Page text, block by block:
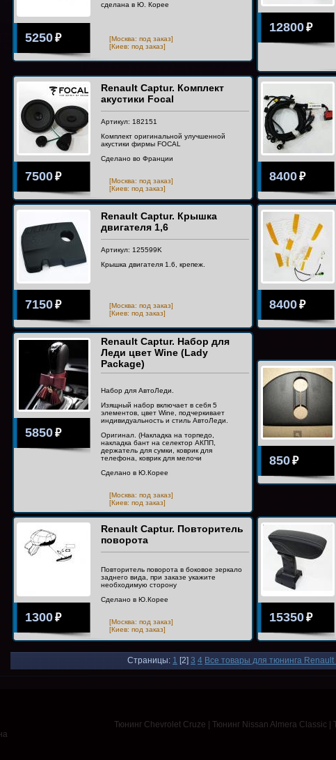
5250₽
сделана в Ю. Корее
[Москва: под заказ]
[Киев: под заказ]
12800₽
7500₽
Renault Captur. Комплект
акустики Focal
Артикул: 182151
Комплект оригинальной улучшенной
акустики фирмы FOCAL
Сделано во Франции
[Москва: под заказ]
[Киев: под заказ]
8400₽
7150₽
Renault Captur. Крышка
двигателя 1,6
Артикул: 125599K
Крышка двигателя 1.6, крепеж.
[Москва: под заказ]
[Киев: под заказ]
8400₽
5850₽
Renault Captur. Набор для
Леди цвет Wine (Lady
Package)
Набор для АвтоЛеди.
Изящный набор включает в себя 5
элементов, цвет Wine, подчеркивает
индивидуальность и стиль АвтоЛеди.
Оригинал. (Накладка на торпедо,
накладка бант на селектор АКПП,
держатель для сумки, коврик для
телефона, коврик для мелочи
Сделано в Ю.Корее
[Москва: под заказ]
[Киев: под заказ]
850₽
1300₽
Renault Captur. Повторитель
поворота
Повторитель поворота в боковое зеркало
заднего вида, при заказе укажите
необходимую сторону
Сделано в Ю.Корее
[Москва: под заказ]
[Киев: под заказ]
15350₽
Страницы: 1 [2] 3 4 Все товары для тюнинга Renault
Тюнинг Chevrolet Cruze Тюнинг Nissan Almera Classic